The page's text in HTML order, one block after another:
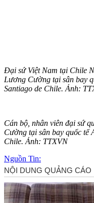
Đại sứ Việt Nam tại Chile
Lương Cường tại sân bay
Santiago de Chile. Ảnh:
Cán bộ, nhân viên đại sứ
Cường tại sân bay quốc tế
Chile. Ảnh: TTXVN
Nguồn Tin: